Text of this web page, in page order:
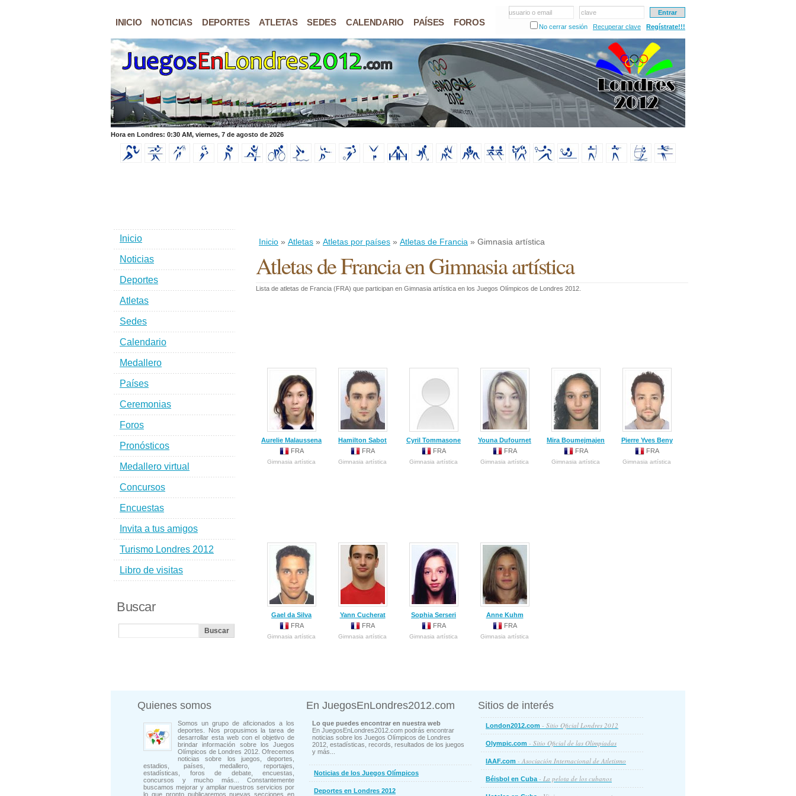
INICIO NOTICIAS DEPORTES ATLETAS SEDES CALENDARIO PAÍSES FOROS
usuario o email
clave
No cerrar sesión
Recuperar clave Regístrate!!!
Hora en Londres: 0:30 AM, viernes, 7 de agosto de 2026
Inicio » Atletas » Atletas por países » Atletas de Francia » Gimnasia artística
Atletas de Francia en Gimnasia artística
Lista de atletas de Francia (FRA) que participan en Gimnasia artística en los Juegos Olímpicos de Londres 2012.
Aurelie Malaussena
FRA
Gimnasia artística
Hamilton Sabot
FRA
Gimnasia artística
Cyril Tommasone
FRA
Gimnasia artística
Youna Dufournet
FRA
Gimnasia artística
Mira Boumejmajen
FRA
Gimnasia artística
Pierre Yves Beny
FRA
Gimnasia artística
Gael da Silva
FRA
Gimnasia artística
Yann Cucherat
FRA
Gimnasia artística
Sophia Serseri
FRA
Gimnasia artística
Anne Kuhm
FRA
Gimnasia artística
Inicio
Noticias
Deportes
Atletas
Sedes
Calendario
Medallero
Países
Ceremonias
Foros
Pronósticos
Medallero virtual
Concursos
Encuestas
Invita a tus amigos
Turismo Londres 2012
Libro de visitas
Buscar
Quienes somos
Somos un grupo de aficionados a los
deportes. Nos propusimos la tarea de
desarrollar esta web con el objetivo de
brindar información sobre los Juegos
Olímpicos de Londres 2012. Ofrecemos
noticias sobre los juegos, deportes,
estadios, países, medallero, reportajes,
estadísticas, foros de debate, encuestas,
concursos y mucho más... Constantemente
buscamos mejorar y ampliar nuestros servicios por
lo que pronto publicaremos nuevas secciones en
En JuegosEnLondres2012.com
Lo que puedes encontrar en nuestra web
En JuegosEnLondres2012.com podrás encontrar
noticias sobre los Juegos Olímpicos de Londres
2012, estadísticas, records, resultados de los juegos
y más...
Noticias de los Juegos Olímpicos
Deportes en Londres 2012
Sitios de interés
London2012.com - Sitio Oficial Londres 2012
Olympic.com - Sitio Oficial de las Olimpiadas
IAAF.com - Asociación Internacional de Atletismo
Béisbol en Cuba- La pelota de los cubanos